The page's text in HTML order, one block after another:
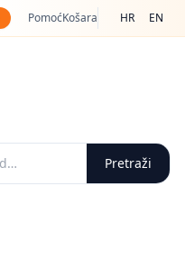
PomoćKošara HR EN
Pretraži